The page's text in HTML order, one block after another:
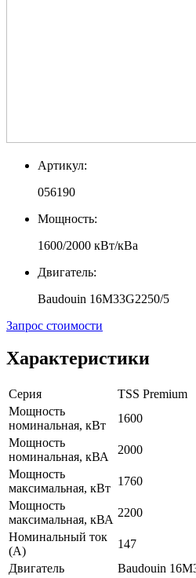
Артикул:
056190
Мощность:
1600/2000 кВт/кВа
Двигатель:
Baudouin 16M33G2250/5
Запрос стоимости
Характеристики
Серия
TSS Premium
Мощность
номинальная, кВт
1600
Мощность
номинальная, кВА
2000
Мощность
максимальная, кВт
1760
Мощность
максимальная, кВА
2200
Номинальный ток
(А)
147
Двигатель
Baudouin